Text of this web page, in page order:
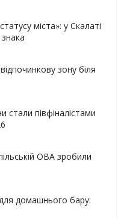
міста»: у Скалаті
знака
зону біля
стали півфіналістами
ОВА зробили
домашнього бару: